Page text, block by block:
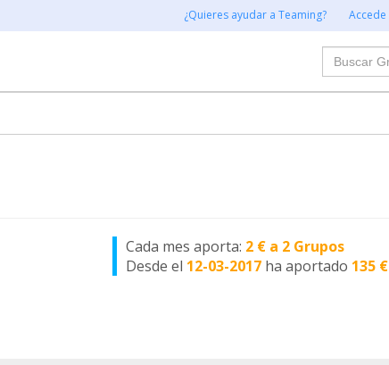
¿Quieres ayudar a Teaming? Accede
Buscar
Cada mes aporta: 2 € a 2 Grupos
Desde el 12-03-2017 ha aportado 135 €